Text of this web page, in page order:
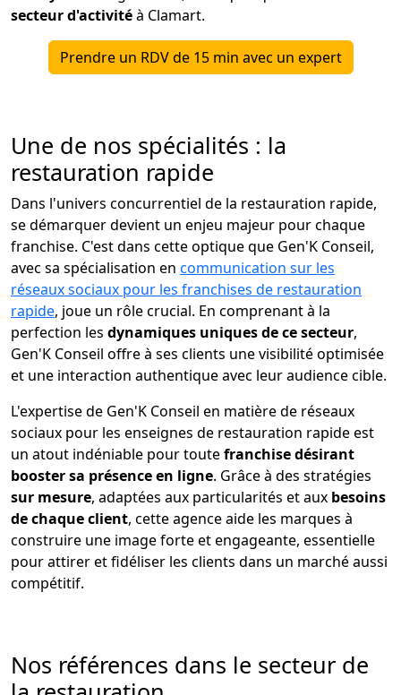
secteur d'activitéà Clamart.
Prendre un RDV de 15 min avec un expert
Une de nos spécialités : la
restauration rapide
Dans l'univers concurrentiel de la restauration rapide,
se démarquer devient un enjeu majeur pour chaque
franchise. C'est dans cette optique que Gen'K Conseil,
avec sa spécialisation en communication sur les
réseaux sociaux pour les franchises de restauration
rapide, joue un rôle crucial. En comprenant à la
perfection les dynamiques uniques de ce secteur,
Gen'K Conseil offre à ses clients une visibilité optimisée
et une interaction authentique avec leur audience cible.
L'expertise de Gen'K Conseil en matière de réseaux
sociaux pour les enseignes de restauration rapide est
un atout indéniable pour toutefranchise désirant
booster sa présence en ligne. Grâce à des stratégies
sur mesure, adaptées aux particularités et aux besoins
de chaque client, cette agence aide les marques à
construire une image forte et engageante, essentielle
pour attirer et fidéliser les clients dans un marché aussi
compétitif.
Nos références dans le secteur de